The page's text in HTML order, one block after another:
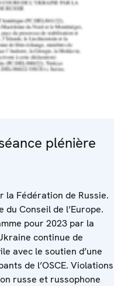
plénière
la Fédération de Russie.
Conseil de l’Europe.
pour 2023 par la
continue de
avec le soutien d’une
de l’OSCE. Violations
russe et russophone